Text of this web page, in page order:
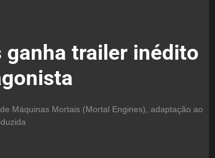
trailer inédito
Máquinas Mortais (Mortal Engines), adaptação ao